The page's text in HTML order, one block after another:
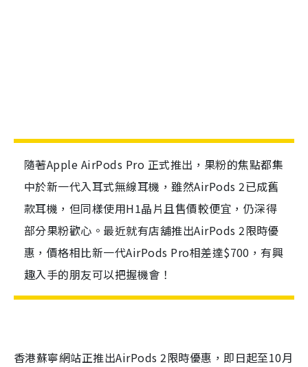
隨著Apple AirPods Pro 正式推出，果粉的焦點都集
中於新一代入耳式無線耳機，雖然AirPods 2已成舊
款耳機，但同樣使用H1晶片且售價較便宜，仍深得
部分果粉歡心。最近就有店舖推出AirPods 2限時優
惠，價格相比新一代AirPods Pro相差達$700，有興
趣入手的朋友可以把握機會！
香港蘇寧網站正推出AirPods 2限時優惠，即日起至10月